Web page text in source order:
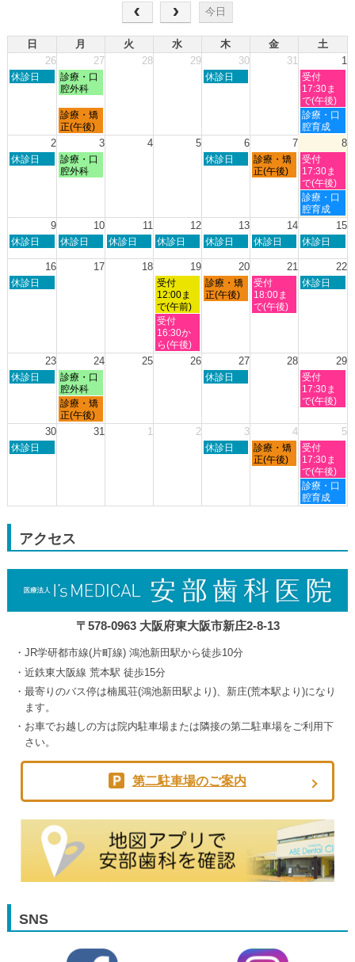
今日
日 月 火 水 木 金
土
26
27 28 29 30 31 1
日
26th
休診日
月
曜
7
月
27th
診療・口
腔外科
木
30th
休診日
土
曜
日,
8
月
1st
受付
17:30ま
で(午後)
月
曜
日,
月
27th
診療・矯
正(午後)
土
曜
日,
月
1st
2026
診療・口
腔育成
2 3 4 5 6 7 8
日
2nd
休診日
月
曜
3rd
診療・口
腔外科
木
6th
休診日
金
曜
7th
診療・矯
正(午後)
土
曜
日,
8
月
8th
受付
17:30ま
で(午後)
土
曜
日,
月
診療・口
腔育成
9 10 11 12 13 14 15
日
8
月
休診日
月
休診日
火
休診日
水
8
月
12th
2026
休診日
木
8
月
13th
休診日
金
8
月
14th
2026
休診日
土
8
月
休診日
16 17 18 19 20 21 22
日
2026
休診日
水
曜
日,
8
月
19th
2026
受付
12:00ま
で(午前)
木
曜
2026
診療・矯
正(午後)
金
曜
日,
2026
受付
18:00ま
で(午後)
土
2026
休診日
水
曜
日,
8
受付
16:30か
ら(午後)
23 24 25 26 27 28 29
日
月
2026
休診日
月
曜
日,
8
月
診療・口
腔外科
木
月
2026
休診日
土
曜
日,
月
2026
受付
17:30ま
で(午後)
月
曜
日,
診療・矯
正(午後)
30 31 1 2 3 4 5
日
30th
休診日
木
3rd
休診日
金
曜
4th
診療・矯
正(午後)
土
曜
日,
9
月
5th
受付
17:30ま
で(午後)
土
曜
日,
診療・口
腔育成
アクセス
〒578-0963 大阪府東大阪市新庄2-8-13
JR学研都市線(片町線) 鴻池新田駅から徒歩10分
近鉄東大阪線 荒本駅 徒歩15分
最寄りのバス停は楠風荘(鴻池新田駅より)、新庄(荒本駅より)になり
ます。
お車でお越しの方は院内駐車場または隣接の第二駐車場をご利用下
さい。
第二駐車場のご案内
SNS